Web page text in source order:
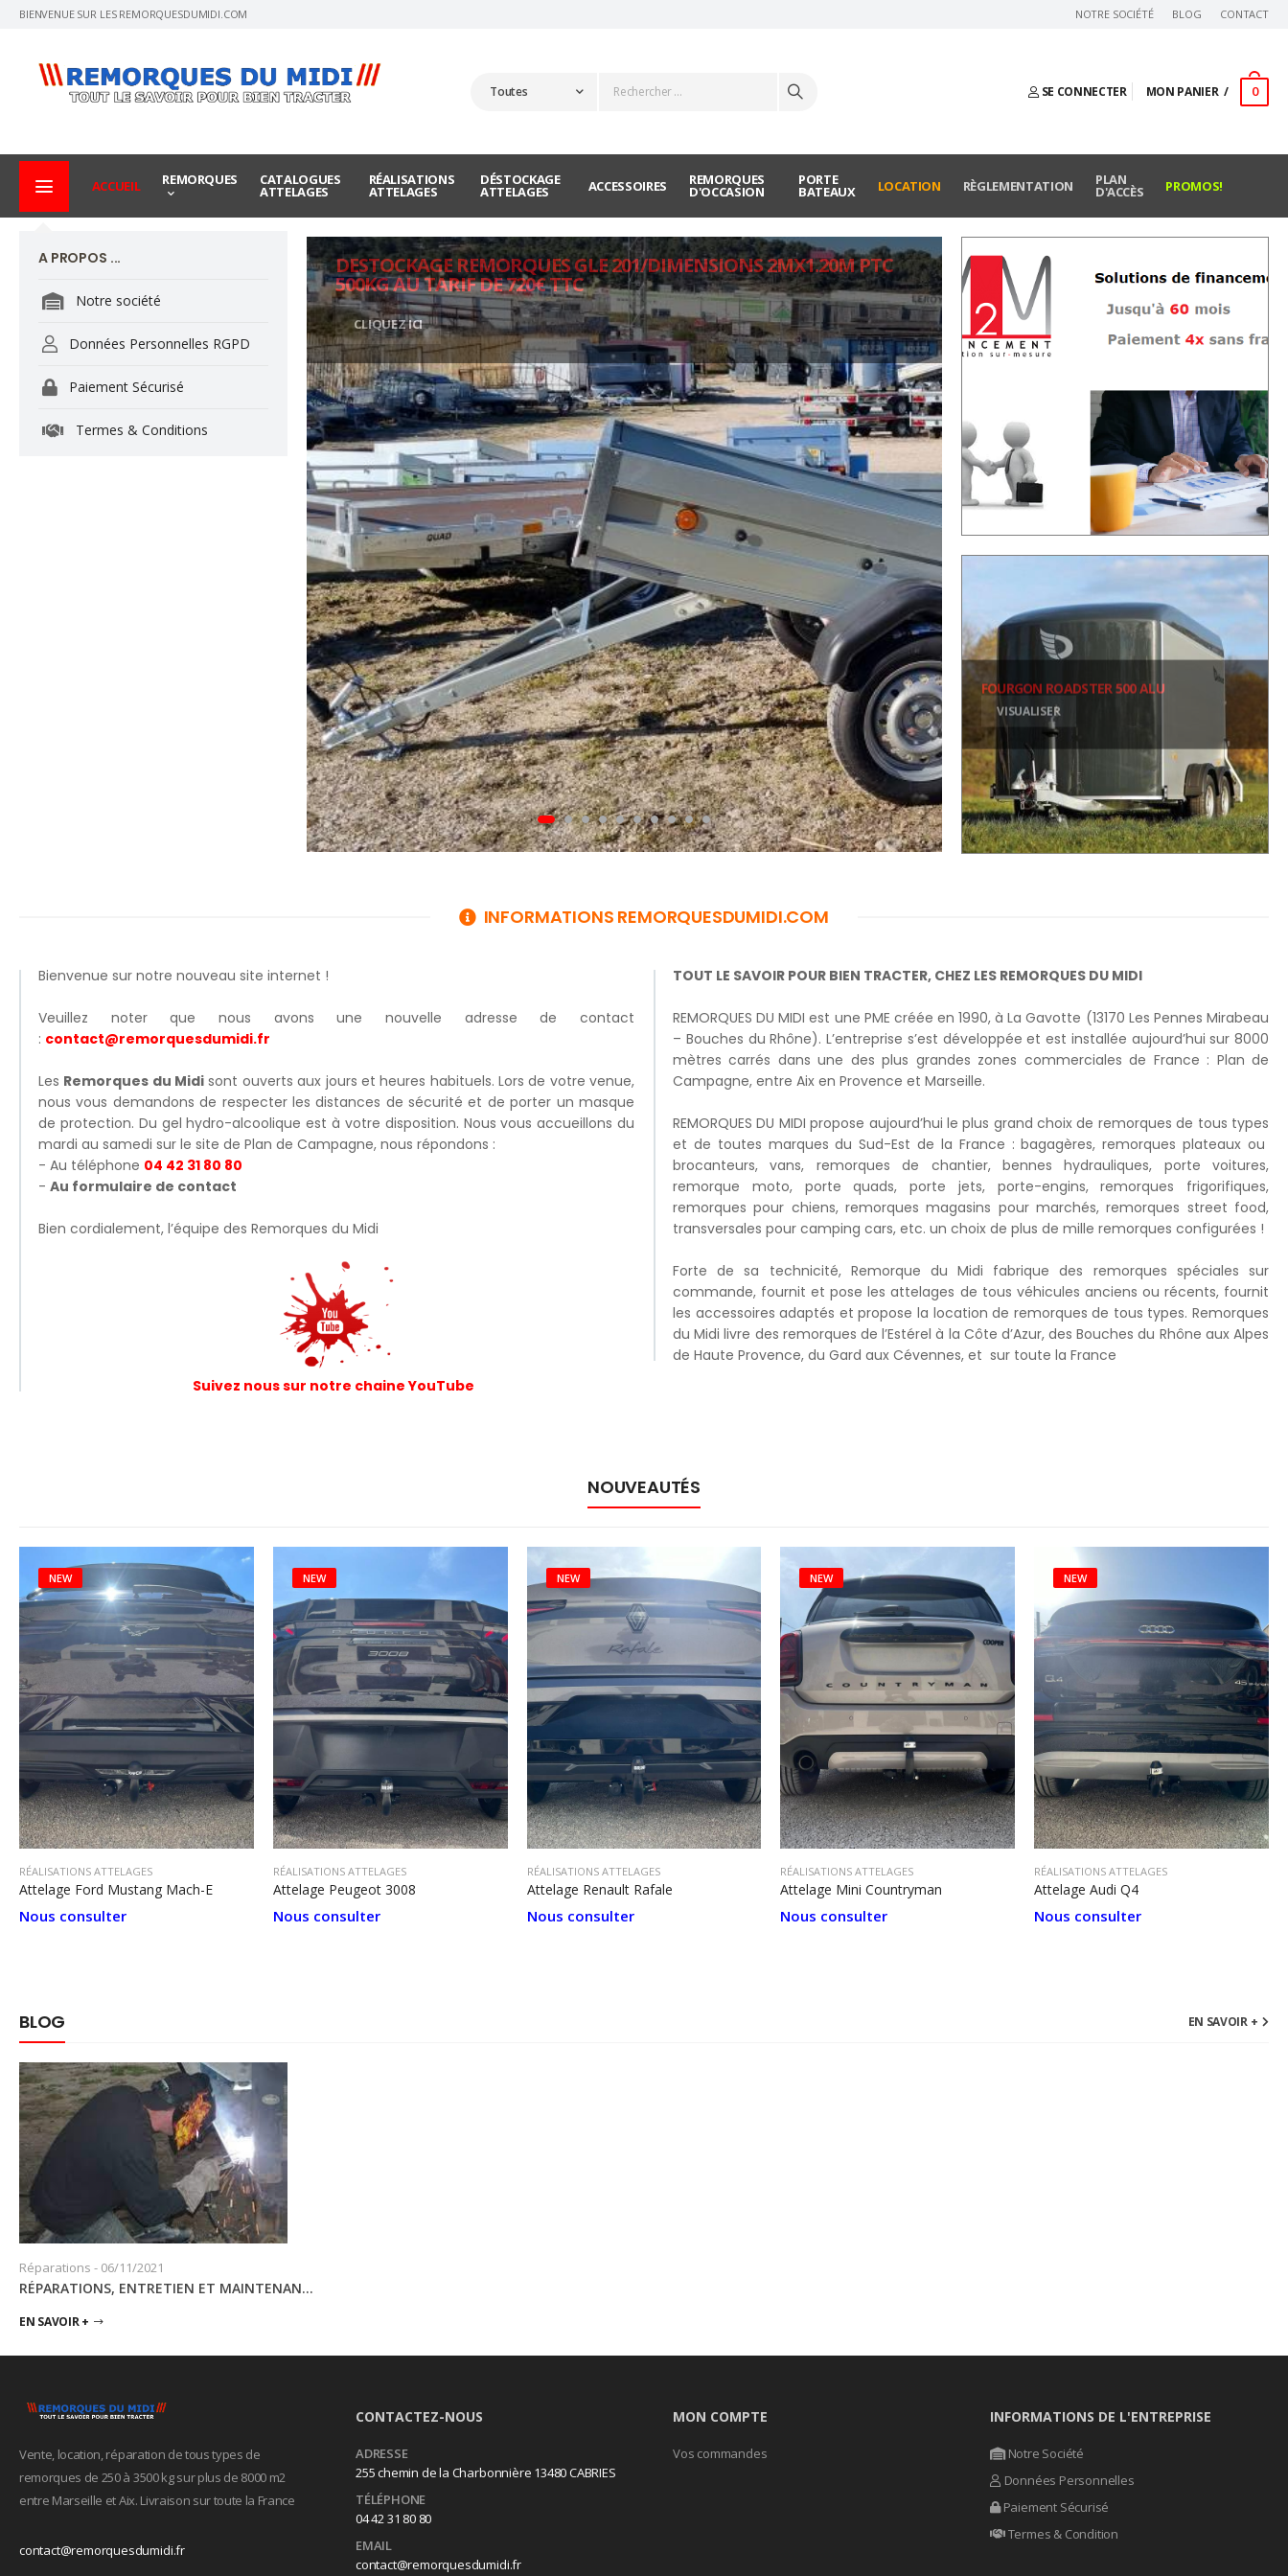
BIENVENUE SUR LES REMORQUESDUMIDI.COM NOTRE SOCIÉTÉ BLOG CONTACT
SE CONNECTER MON PANIER 0
A PROPOS ...
Notre société
Données Personnelles RGPD
Paiement Sécurisé
Termes & Conditions
ACCUEIL REMORQUES CATALOGUES
ATTELAGES
RÉALISATIONS
ATTELAGES
DÉSTOCKAGE
ATTELAGES ACCESSOIRES REMORQUES
D'OCCASION
PORTE
BATEAUX LOCATION RÈGLEMENTATION PLAN
D'ACCÈS PROMOS!
DESTOCKAGE REMORQUES GLE 201/DIMENSIONS 2MX1.20M PTC
500KG AU TARIF DE 720€ TTC
CLIQUEZ ICI
FOURGON ROADSTER 500 ALU
VISUALISER
INFORMATIONS REMORQUESDUMIDI.COM
Bienvenue sur notre nouveau site internet !
Veuillez noter que nous avons une nouvelle adresse de contact
: contact@remorquesdumidi.fr
Les Remorques du Midi sont ouverts aux jours et heures habituels. Lors de votre venue,
nous vous demandons de respecter les distances de sécurité et de porter un masque
de protection. Du gel hydro-alcoolique est à votre disposition. Nous vous accueillons du
mardi au samedi sur le site de Plan de Campagne, nous répondons :
- Au téléphone 04 42 31 80 80
- Au formulaire de contact
Bien cordialement, l’équipe des Remorques du Midi
Suivez nous sur notre chaine YouTube
TOUT LE SAVOIR POUR BIEN TRACTER, CHEZ LES REMORQUES DU MIDI
REMORQUES DU MIDI est une PME créée en 1990, à La Gavotte (13170 Les Pennes Mirabeau
– Bouches du Rhône). L’entreprise s’est développée et est installée aujourd’hui sur 8000
mètres carrés dans une des plus grandes zones commerciales de France : Plan de
Campagne, entre Aix en Provence et Marseille.
REMORQUES DU MIDI propose aujourd’hui le plus grand choix de remorques de tous types
et de toutes marques du Sud-Est de la France : bagagères, remorques plateaux ou
brocanteurs, vans, remorques de chantier, bennes hydrauliques, porte voitures,
remorque moto, porte quads, porte jets, porte-engins, remorques frigorifiques,
remorques pour chiens, remorques magasins pour marchés, remorques street food,
transversales pour camping cars, etc. un choix de plus de mille remorques configurées !
Forte de sa technicité, Remorque du Midi fabrique des remorques spéciales sur
commande, fournit et pose les attelages de tous véhicules anciens ou récents, fournit
les accessoires adaptés et propose la location de remorques de tous types. Remorques
du Midi livre des remorques de l’Estérel à la Côte d’Azur, des Bouches du Rhône aux Alpes
de Haute Provence, du Gard aux Cévennes, et sur toute la France
NOUVEAUTÉS
NEW
RÉALISATIONS ATTELAGES
Attelage Ford Mustang Mach-E
Nous consulter
NEW
RÉALISATIONS ATTELAGES
Attelage Peugeot 3008
Nous consulter
NEW
RÉALISATIONS ATTELAGES
Attelage Renault Rafale
Nous consulter
NEW
RÉALISATIONS ATTELAGES
Attelage Mini Countryman
Nous consulter
NEW
RÉALISATIONS ATTELAGES
Attelage Audi Q4
Nous consulter
BLOG EN SAVOIR +
Réparations - 06/11/2021
RÉPARATIONS, ENTRETIEN ET MAINTENANCE DE REMORQUES
EN SAVOIR +
Vente, location, réparation de tous types de
remorques de 250 à 3500 kg sur plus de 8000 m2
entre Marseille et Aix. Livraison sur toute la France
contact@remorquesdumidi.fr
CONTACTEZ-NOUS
ADRESSE
255 chemin de la Charbonnière 13480 CABRIES
TÉLÉPHONE
04 42 31 80 80
EMAIL
contact@remorquesdumidi.fr
MON COMPTE
Vos commandes
INFORMATIONS DE L'ENTREPRISE
Notre Société
Données Personnelles
Paiement Sécurisé
Termes & Condition